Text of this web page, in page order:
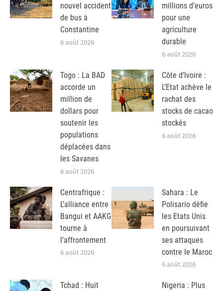
nouvel accident
de bus à
Constantine
6 août 2026
millions d’euros
pour une
agriculture
durable
6 août 2026
Togo : La BAD
accorde un
million de
dollars pour
soutenir les
populations
déplacées dans
les Savanes
6 août 2026
Côte d’Ivoire :
L’Etat achève le
rachat des
stocks de cacao
stockés
6 août 2026
Centrafrique :
L’alliance entre
Bangui et AAKG
tourne à
l’affrontement
6 août 2026
Sahara : Le
Polisario défie
les Etats Unis
en poursuivant
ses attaques
contre le Maroc
6 août 2026
Tchad : Huit
Nigeria : Plus